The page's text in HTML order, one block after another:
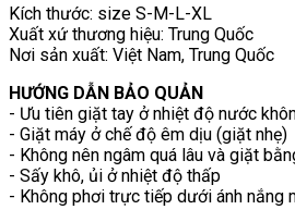
Kích thước: size S-M-L-XL
Xuất xứ thương hiệu: Trung Quốc
Nơi sản xuất: Việt Nam, Trung Quốc
HƯỚNG DẪN BẢO QUẢN
- Ưu tiên giặt tay ở nhiệt độ nước
- Giặt máy ở chế độ êm dịu (giặt nhẹ)
- Không nên ngâm quá lâu và giặt
- Sấy khô, ủi ở nhiệt độ thấp
- Không phơi trực tiếp dưới ánh nắng